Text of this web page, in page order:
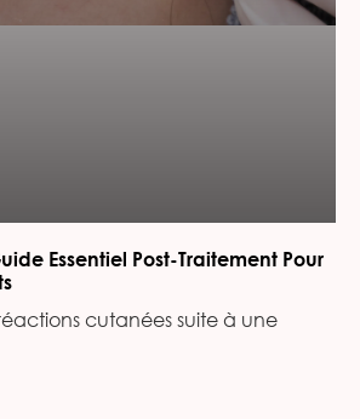
Essentiel Post-Traitement Pour
cutanées suite à une